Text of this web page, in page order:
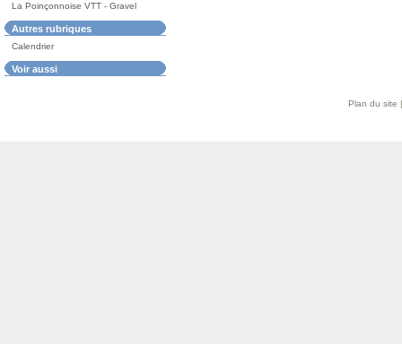
La Poinçonnoise VTT - Gravel
Autres rubriques
Calendrier
Voir aussi
Plan du site